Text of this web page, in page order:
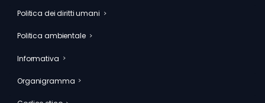
Politica dei diritti umani
Politica ambientale
Informativa
Organigramma